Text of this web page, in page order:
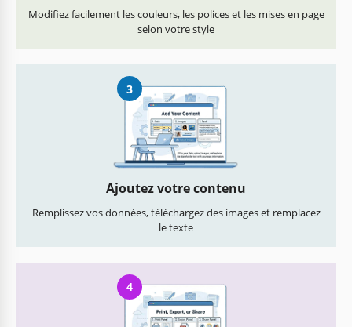
Modifiez facilement les couleurs, les polices et les mises en page
selon votre style
3
Ajoutez votre contenu
Remplissez vos données, téléchargez des images et remplacez
le texte
4